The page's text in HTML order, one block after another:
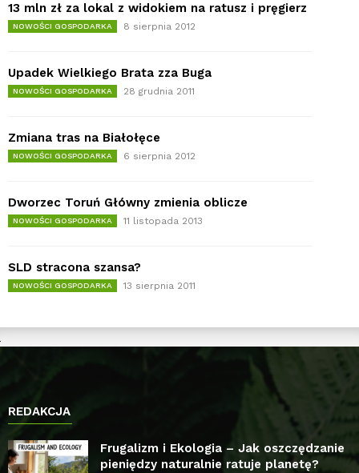
13 mln zł za lokal z widokiem na ratusz i pręgierz
NOWOŚCI GOSPODARKA 8 sierpnia 2012
Upadek Wielkiego Brata zza Buga
NOWOŚCI GOSPODARKA 28 grudnia 2011
Zmiana tras na Białołęce
NOWOŚCI GOSPODARKA 6 sierpnia 2012
Dworzec Toruń Główny zmienia oblicze
NOWOŚCI GOSPODARKA 11 listopada 2013
SLD stracona szansa?
NOWOŚCI GOSPODARKA 13 sierpnia 2011
REDAKCJA
Frugalizm i Ekologia – Jak oszczędzanie
pieniędzy naturalnie ratuje planetę?